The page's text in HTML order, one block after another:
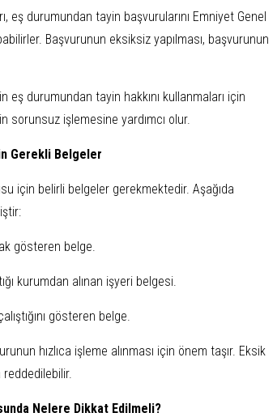
eş durumundan tayin başvurularını Emniyet Genel
Başvurunun eksiksiz yapılması, başvurunun
durumundan tayin hakkını kullanmaları için
sorunsuz işlemesine yardımcı olur.
Gerekli Belgeler
için belirli belgeler gerekmektedir. Aşağıda
gösteren belge.
kurumdan alınan işyeri belgesi.
gösteren belge.
hızlıca işleme alınması için önem taşır. Eksik
Nelere Dikkat Edilmeli?